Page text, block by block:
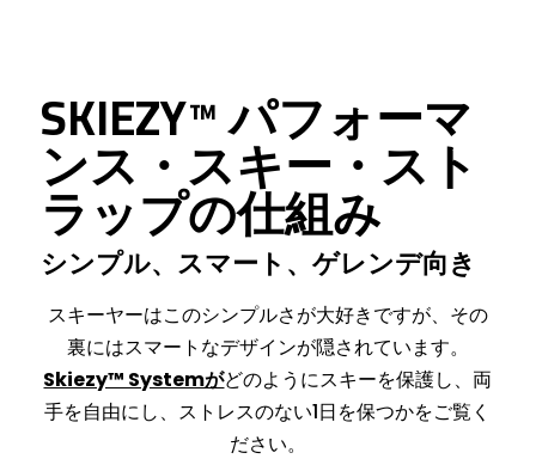
SKIEZY™ パフォーマ
ンス・スキー・スト
ラップの仕組み
シンプル、スマート、ゲレンデ向き
スキーヤーはこのシンプルさが大好きですが、その
裏にはスマートなデザインが隠されています。
Skiezy™ Systemがどのようにスキーを保護し、両
手を自由にし、ストレスのない1日を保つかをご覧く
ださい。